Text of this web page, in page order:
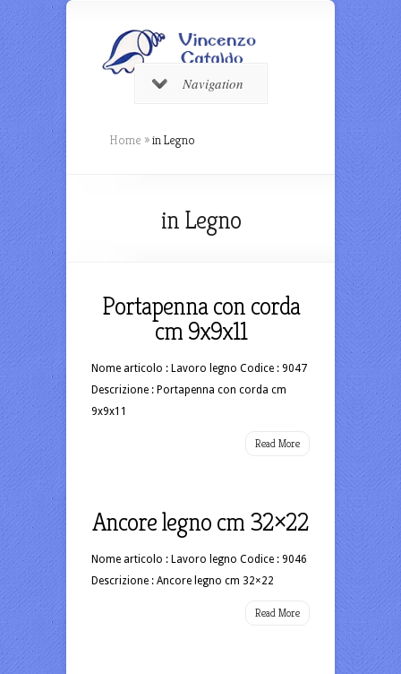
Navigation
Home »in Legno
in Legno
Portapenna con corda
cm 9x9x11
Nome articolo : Lavoro legno Codice : 9047
Descrizione : Portapenna con corda cm
9x9x11
Read More
Ancore legno cm 32×22
Nome articolo : Lavoro legno Codice : 9046
Descrizione : Ancore legno cm 32×22
Read More